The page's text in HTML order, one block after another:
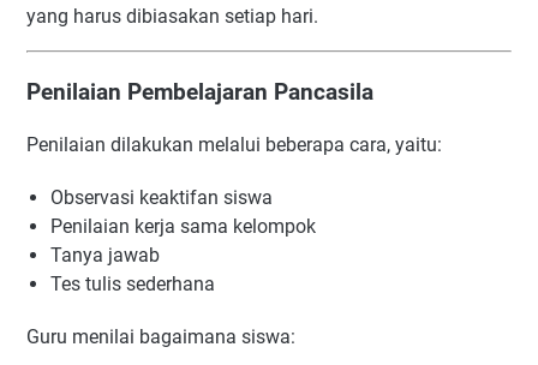
yang harus dibiasakan setiap hari.
Penilaian Pembelajaran Pancasila
Penilaian dilakukan melalui beberapa cara, yaitu:
Observasi keaktifan siswa
Penilaian kerja sama kelompok
Tanya jawab
Tes tulis sederhana
Guru menilai bagaimana siswa: